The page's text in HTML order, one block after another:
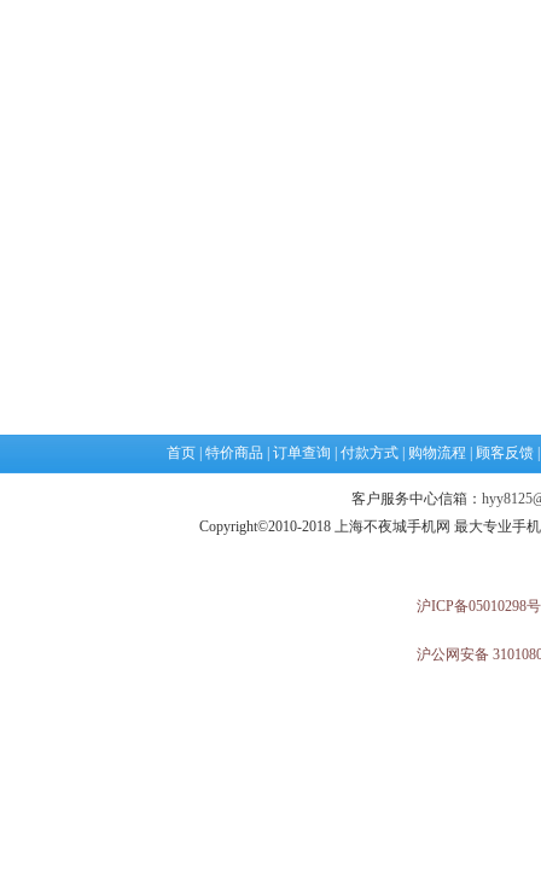
首页 特价商品 订单查询 付款方式 购物流程 顾客反馈
客户服务中心信箱：
Copyright©2010-2018 上海不夜城手机网 最大专业手
沪ICP备05010298号
沪公网安备